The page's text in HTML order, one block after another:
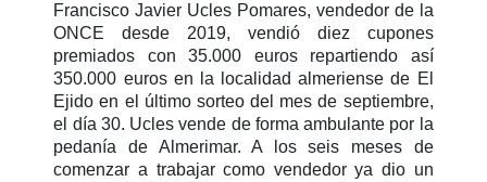
Francisco Javier Ucles Pomares, vendedor de la
ONCE desde 2019, vendió diez cupones
premiados con 35.000 euros repartiendo así
350.000 euros en la localidad almeriense de El
Ejido en el último sorteo del mes de septiembre,
el día 30. Ucles vende de forma ambulante por la
pedanía de Almerimar. A los seis meses de
comenzar a trabajar como vendedor ya dio un